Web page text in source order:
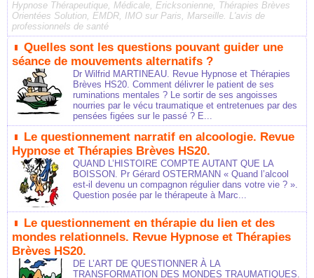
Hypnose Thérapeutique, Médicale, Ericksonienne, Thérapies Brèves
Orientées Solution, EMDR, IMO sur Paris, Marseille. L'avis de
professionnels de santé
Quelles sont les questions pouvant guider une
séance de mouvements alternatifs ?
Dr Wilfrid MARTINEAU. Revue Hypnose et Thérapies
Brèves HS20. Comment délivrer le patient de ses
ruminations mentales ? Le sortir de ses angoisses
nourries par le vécu traumatique et entretenues par des
pensées figées sur le passé ? E...
Le questionnement narratif en alcoologie. Revue
Hypnose et Thérapies Brèves HS20.
QUAND L’HISTOIRE COMPTE AUTANT QUE LA
BOISSON. Pr Gérard OSTERMANN « Quand l’alcool
est-il devenu un compagnon régulier dans votre vie ? ».
Question posée par le thérapeute à Marc...
Le questionnement en thérapie du lien et des
mondes relationnels. Revue Hypnose et Thérapies
Brèves HS20.
DE L’ART DE QUESTIONNER À LA
TRANSFORMATION DES MONDES TRAUMATIQUES.